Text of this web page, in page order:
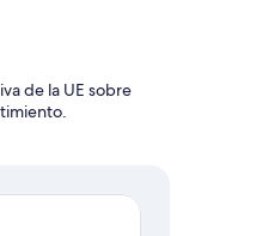
de la UE sobre